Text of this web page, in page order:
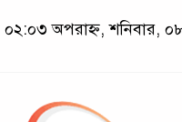
০২:০৩ অপরাহ্ন, শনিবার,